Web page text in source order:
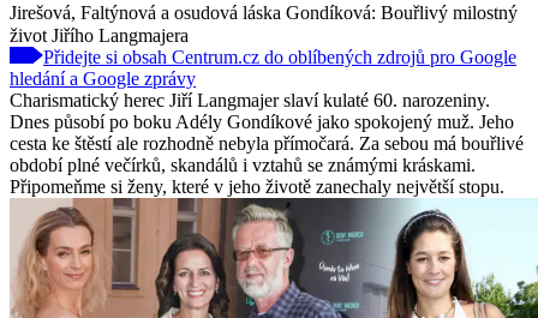
Jirešová, Faltýnová a osudová láska Gondíková: Bouřlivý milostný
život Jiřího Langmajera
Přidejte si obsah Centrum.cz do oblíbených zdrojů pro Google
hledání a Google zprávy
Charismatický herec Jiří Langmajer slaví kulaté 60. narozeniny.
Dnes působí po boku Adély Gondíkové jako spokojený muž. Jeho
cesta ke štěstí ale rozhodně nebyla přímočará. Za sebou má bouřlivé
období plné večírků, skandálů i vztahů se známými kráskami.
Připomeňme si ženy, které v jeho životě zanechaly největší stopu.